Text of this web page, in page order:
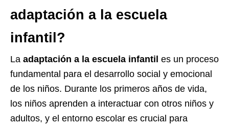
adaptación a la escuela
infantil?
La adaptación a la escuela infantil es un proceso
fundamental para el desarrollo social y emocional
de los niños. Durante los primeros años de vida,
los niños aprenden a interactuar con otros niños y
adultos, y el entorno escolar es crucial para